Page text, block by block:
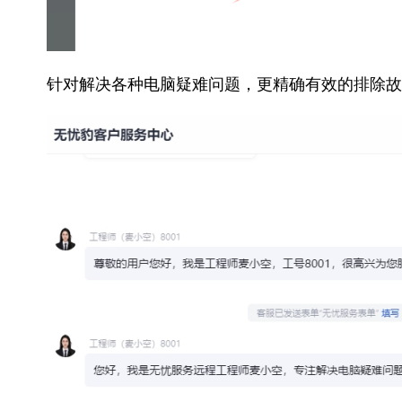
针对解决各种电脑疑难问题，更精确有效的排除